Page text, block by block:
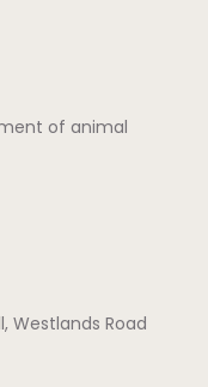
of animal
Westlands Road